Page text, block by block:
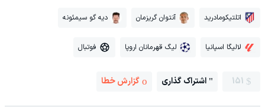
اتلتیکومادرید آنتوان گریزمان دیه گو سیمئونه
لالیگا اسپانیا لیگ قهرمانان اروپا فوتبال
151 اشتراک گذاری گزارش خطا